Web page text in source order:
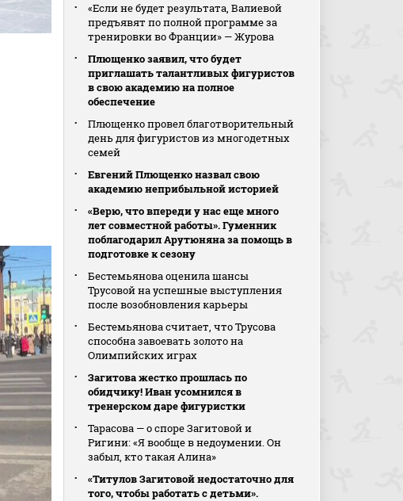
«Если не будет результата, Валиевой
предъявят по полной программе за
тренировки во Франции» — Журова
Плющенко заявил, что будет
приглашать талантливых фигуристов
в свою академию на полное
обеспечение
Плющенко провел благотворительный
день для фигуристов из многодетных
семей
Евгений Плющенко назвал свою
академию неприбыльной историей
«Верю, что впереди у нас еще много
лет совместной работы». Гуменник
поблагодарил Арутюняна за помощь в
подготовке к сезону
Бестемьянова оценила шансы
Трусовой на успешные выступления
после возобновления карьеры
Бестемьянова считает, что Трусова
способна завоевать золото на
Олимпийских играх
Загитова жестко прошлась по
обидчику! Иван усомнился в
тренерском даре фигуристки
Тарасова — о споре Загитовой и
Ригини: «Я вообще в недоумении. Он
забыл, кто такая Алина»
«Титулов Загитовой недостаточно для
того, чтобы работать с детьми».